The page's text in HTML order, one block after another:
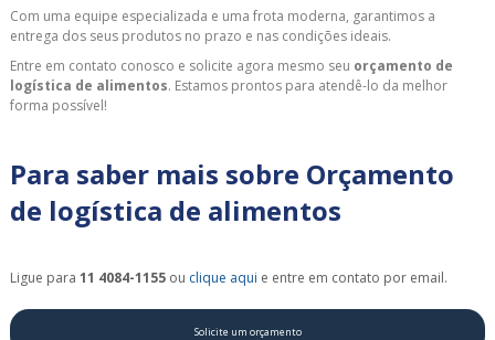
Com uma equipe especializada e uma frota moderna, garantimos a
entrega dos seus produtos no prazo e nas condições ideais.
Entre em contato conosco e solicite agora mesmo seu orçamento de
logística de alimentos. Estamos prontos para atendê-lo da melhor
forma possível!
Para saber mais sobre Orçamento
de logística de alimentos
Ligue para 11 4084-1155 ou clique aqui e entre em contato por email.
Solicite um orçamento